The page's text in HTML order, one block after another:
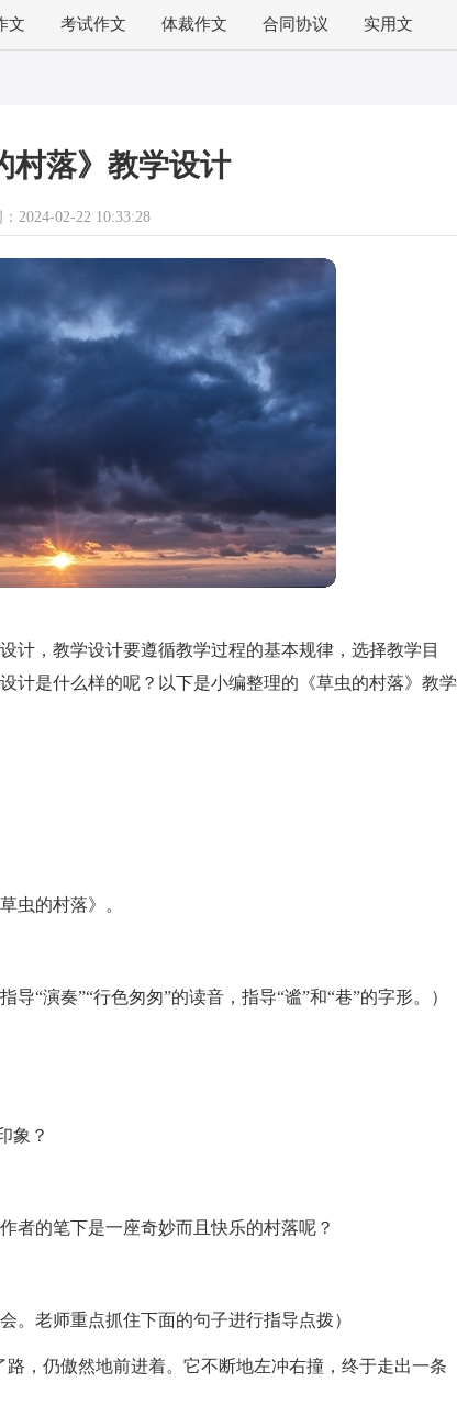
文 考试作文 体裁作文 合同协议 实用文
村落》教学设计
2024-02-22 10:33:28
计，教学设计要遵循教学过程的基本规律，选择教学目
计是什么样的呢？以下是小编整理的《草虫的村落》教学
虫的村落》。
导“演奏”“行色匆匆”的读音，指导“谧”和“巷”的字形。）
象？
者的笔下是一座奇妙而且快乐的村落呢？
。老师重点抓住下面的句子进行指导点拨）
，仍傲然地前进着。它不断地左冲右撞，终于走出一条